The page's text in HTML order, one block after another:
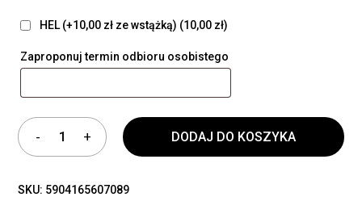
HEL (+10,00 zł ze wstążką) (10,00 zł)
Zaproponuj termin odbioru osobistego
DODAJ DO KOSZYKA
SKU: 5904165607089